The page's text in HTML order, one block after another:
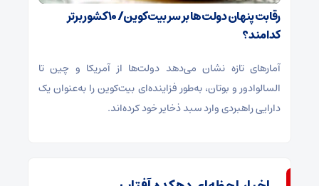
رقابت پنهان دولت‌ها بر سر بیت‌کوین/ ۱۰ کشور برتر
کدامند؟
آمارهای تازه نشان می‌دهد دولت‌ها از آمریکا و چین تا
السالوادور و بوتان، به‌طور فزاینده‌ای بیت‌کوین را به‌عنوان یک
دارایی راهبردی وارد سبد ذخایر خود کرده‌اند.